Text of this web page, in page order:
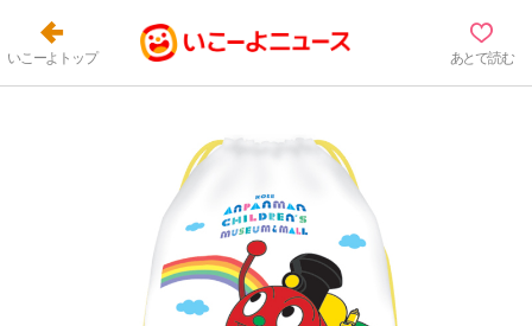
いこーよトップ あとで読む